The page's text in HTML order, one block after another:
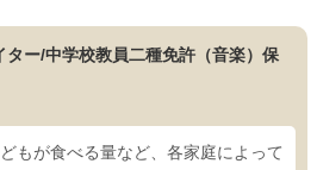
ター/中学校教員二種免許（音楽）保
もが食べる量など、各家庭によって